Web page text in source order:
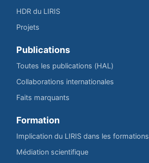
HDR du LIRIS
Projets
Publications
Toutes les publications (HAL)
Collaborations internationales
Faits marquants
Formation
Implication du LIRIS dans les formations
Médiation scientifique